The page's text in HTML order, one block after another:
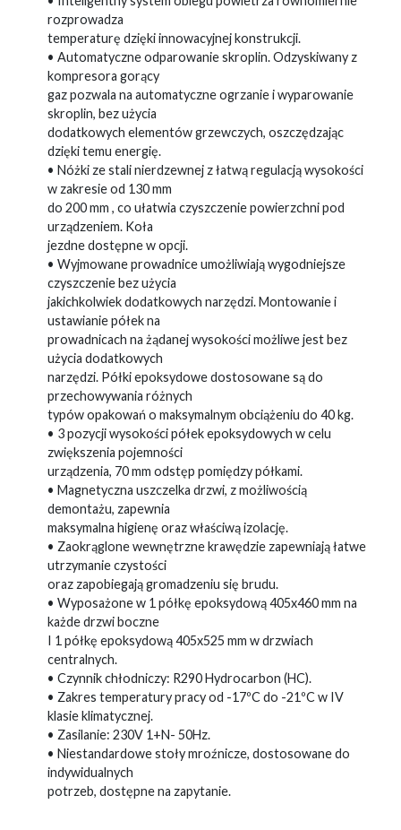
rozprowadza
temperaturę dzięki innowacyjnej konstrukcji.
• Automatyczne odparowanie skroplin. Odzyskiwany z
kompresora gorący
gaz pozwala na automatyczne ogrzanie i wyparowanie
skroplin, bez użycia
dodatkowych elementów grzewczych, oszczędzając
dzięki temu energię.
• Nóżki ze stali nierdzewnej z łatwą regulacją wysokości
w zakresie od 130 mm
do 200 mm , co ułatwia czyszczenie powierzchni pod
urządzeniem. Koła
jezdne dostępne w opcji.
• Wyjmowane prowadnice umożliwiają wygodniejsze
czyszczenie bez użycia
jakichkolwiek dodatkowych narzędzi. Montowanie i
ustawianie półek na
prowadnicach na żądanej wysokości możliwe jest bez
użycia dodatkowych
narzędzi. Półki epoksydowe dostosowane są do
przechowywania różnych
typów opakowań o maksymalnym obciążeniu do 40 kg.
• 3 pozycji wysokości półek epoksydowych w celu
zwiększenia pojemności
urządzenia, 70 mm odstęp pomiędzy półkami.
• Magnetyczna uszczelka drzwi, z możliwością
demontażu, zapewnia
maksymalna higienę oraz właściwą izolację.
• Zaokrąglone wewnętrzne krawędzie zapewniają łatwe
utrzymanie czystości
oraz zapobiegają gromadzeniu się brudu.
• Wyposażone w 1 półkę epoksydową 405x460 mm na
każde drzwi boczne
I 1 półkę epoksydową 405x525 mm w drzwiach
centralnych.
• Czynnik chłodniczy: R290 Hydrocarbon (HC).
• Zakres temperatury pracy od -17ºC do -21ºC w IV
klasie klimatycznej.
• Zasilanie: 230V 1+N- 50Hz.
• Niestandardowe stoły mroźnicze, dostosowane do
indywidualnych
potrzeb, dostępne na zapytanie.